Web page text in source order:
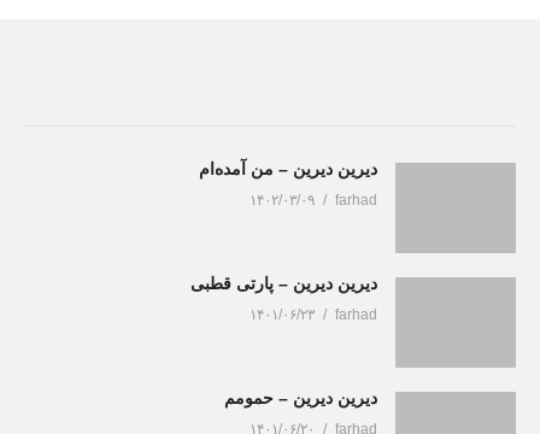
دیرین دیرین – من آمده‌ام
farhad ۱۴۰۲/۰۳/۰۹
دیرین دیرین – پارتی قطبی
farhad ۱۴۰۱/۰۶/۲۳
دیرین دیرین – حمومم
farhad ۱۴۰۱/۰۶/۲۰